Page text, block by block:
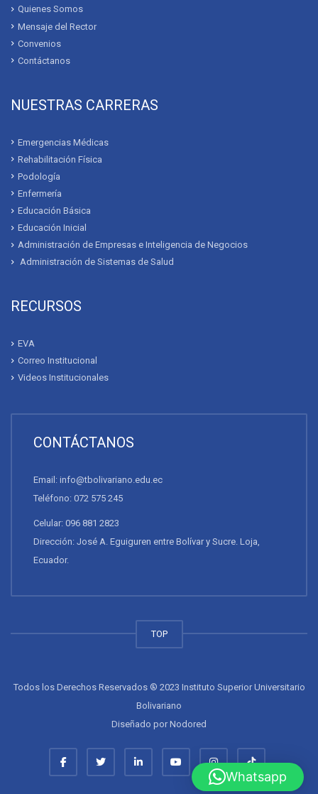
Quienes Somos
Mensaje del Rector
Convenios
Contáctanos
NUESTRAS CARRERAS
Emergencias Médicas
Rehabilitación Física
Podología
Enfermería
Educación Básica
Educación Inicial
Administración de Empresas e Inteligencia de Negocios
Administración de Sistemas de Salud
RECURSOS
EVA
Correo Institucional
Videos Institucionales
CONTÁCTANOS
Email: info@tbolivariano.edu.ec
Teléfono: 072 575 245
Celular: 096 881 2823
Dirección: José A. Eguiguren entre Bolívar y Sucre. Loja,
Ecuador.
TOP
Todos los Derechos Reservados ® 2023 Instituto Superior Universitario
Bolivariano
Diseñado porNodored
Whatsapp